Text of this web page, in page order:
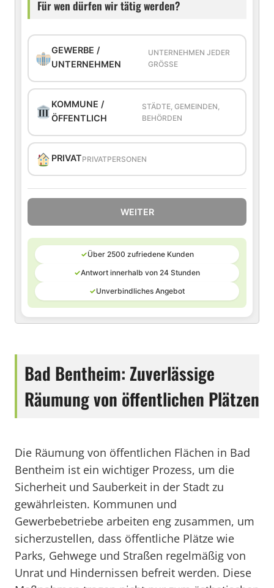
Für wen dürfen wir tätig werden?
GEWERBE /
UNTERNEHMEN
UNTERNEHMEN JEDER
GRÖSSE
KOMMUNE /
ÖFFENTLICH
STÄDTE, GEMEINDEN,
BEHÖRDEN
PRIVATPRIVATPERSONEN
WEITER
✓Über 2500 zufriedene Kunden
✓Antwort innerhalb von 24 Stunden
✓Unverbindliches Angebot
Bad Bentheim: Zuverlässige
Räumung von öffentlichen Plätzen
Die Räumung von öffentlichen Flächen in Bad
Bentheim ist ein wichtiger Prozess, um die
Sicherheit und Sauberkeit in der Stadt zu
gewährleisten. Kommunen und
Gewerbebetriebe arbeiten eng zusammen, um
sicherzustellen, dass öffentliche Plätze wie
Parks, Gehwege und Straßen regelmäßig von
Unrat und Hindernissen befreit werden. Diese